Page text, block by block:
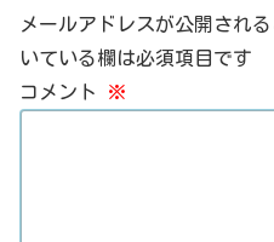
メールアドレスが公開され
いている欄は必須項目です
コメント
※